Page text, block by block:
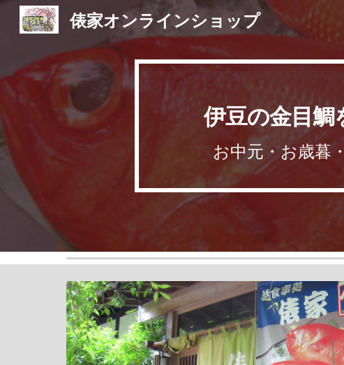
Skip to
俵家オンラインショップ
伊豆の金目鯛
お中元・お歳暮